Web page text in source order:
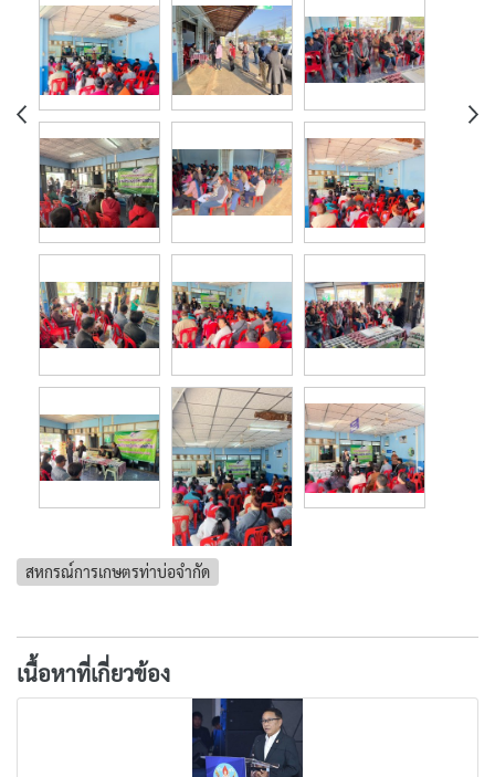
สหกรณ์การเกษตรท่าบ่อจำกัด
เนื้อหาที่เกี่ยวข้อง